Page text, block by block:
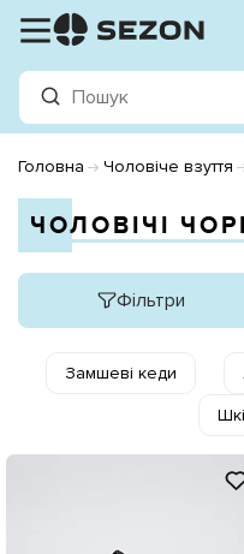
Головна Чоловіче взуття
ЧОЛОВІЧІ
Фільтри
Замшеві кеди